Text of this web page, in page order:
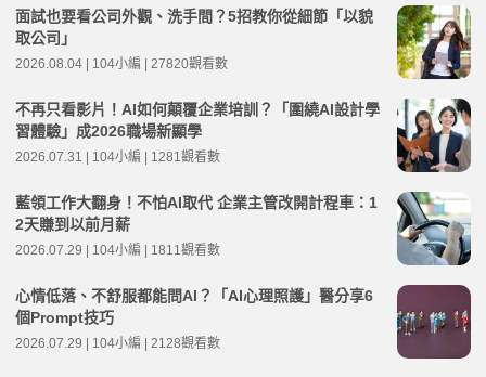
面試也要看公司外觀、洗手間？5招教你從細節「以貌
取公司」
2026.08.04 | 104小編 | 27820觀看數
不再只看影片！AI如何顛覆企業培訓？「圍繞AI設計學
習體驗」成2026職場新顯學
2026.07.31 | 104小編 | 1281觀看數
藍領工作大翻身！不怕AI取代 企業主管改開計程車：1
2天賺到以前月薪
2026.07.29 | 104小編 | 1811觀看數
心情低落、不舒服都能問AI？「AI心理照護」醫分享6
個Prompt技巧
2026.07.29 | 104小編 | 2128觀看數